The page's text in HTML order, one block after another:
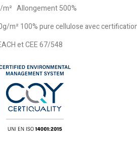
m² Allongement 500%
m² 100% pure cellulose avec
et CEE 67/548